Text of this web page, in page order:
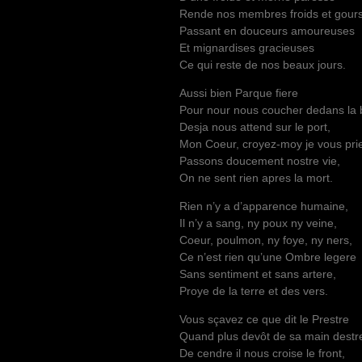
Rende nos membres froids et
Passant en douceurs amoureuses
Et mignardises gracieuses
Ce qui reste de nos beaux jours.
Aussi bien Parque fiere
Pour nour nous coucher dedans la
Desja nous attend sur le port,
Mon Coeur, croyez-moy je vous
Passons doucement nostre vie,
On ne sent rien apres la mort.
Rien n’y a d’apparence humaine,
Il n’y a sang, ny poux ny veine,
Coeur, poulmon, ny foye, ny ners,
Ce n’est rien qu’une Ombre legere
Sans sentiment et sans artere,
Proye de la terre et des vers.
Vous sçavez ce que dit le Prestre
Quand plus devôt de sa main
De cendre il nous croise le front,